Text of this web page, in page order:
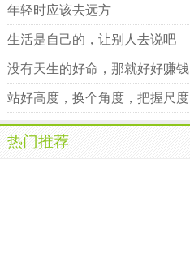
年轻时应该去远方
生活是自己的，让别人去说吧
没有天生的好命，那就好好赚钱
站好高度，换个角度，把握尺度
热门推荐